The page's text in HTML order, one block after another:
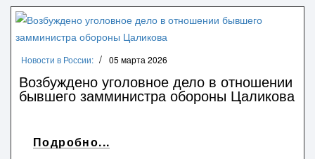
Новости в России: 05 марта 2026
Возбуждено уголовное дело в отношении
бывшего замминистра обороны Цаликова
Подробно...